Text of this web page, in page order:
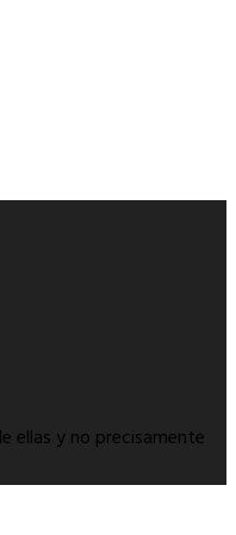
ellas y no precisamente